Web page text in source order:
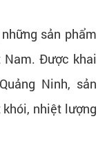
sản phẩm
Được khai
Ninh, sản
nhiệt lượng